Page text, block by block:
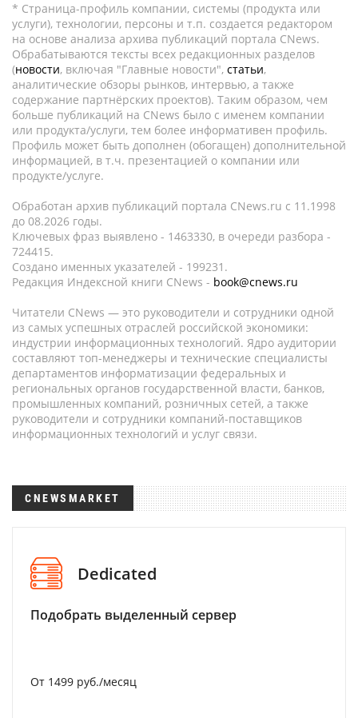
* Страница-профиль компании, системы (продукта или
услуги), технологии, персоны и т.п. создается редактором
на основе анализа архива публикаций портала CNews.
Обрабатываются тексты всех редакционных разделов
(новости, включая "Главные новости", статьи,
аналитические обзоры рынков, интервью, а также
содержание партнёрских проектов). Таким образом, чем
больше публикаций на CNews было с именем компании
или продукта/услуги, тем более информативен профиль.
Профиль может быть дополнен (обогащен) дополнительной
информацией, в т.ч. презентацией о компании или
продукте/услуге.
Обработан архив публикаций портала CNews.ru c 11.1998
до 08.2026 годы.
Ключевых фраз выявлено - 1463330, в очереди разбора -
724415.
Создано именных указателей - 199231.
Редакция Индексной книги CNews - book@cnews.ru
Читатели CNews — это руководители и сотрудники одной
из самых успешных отраслей российской экономики:
индустрии информационных технологий. Ядро аудитории
составляют топ-менеджеры и технические специалисты
департаментов информатизации федеральных и
региональных органов государственной власти, банков,
промышленных компаний, розничных сетей, а также
руководители и сотрудники компаний-поставщиков
информационных технологий и услуг связи.
CNEWSMARKET
Dedicated
Подобрать выделенный сервер
От 1499 руб./месяц